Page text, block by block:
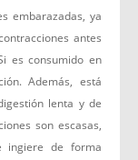
embarazadas, ya
antes
es consumido en
Además, está
lenta y de
son escasas,
ingiere de forma